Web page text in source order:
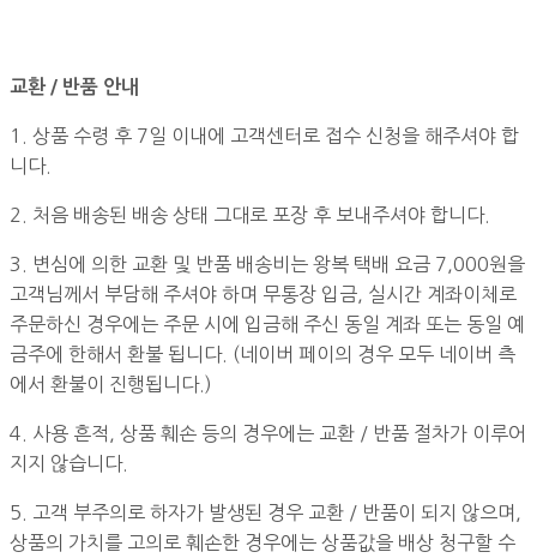
교환 / 반품 안내
1. 상품 수령 후 7일 이내에 고객센터로 접수 신청을 해주셔야 합
니다.
2. 처음 배송된 배송 상태 그대로 포장 후 보내주셔야 합니다.
3. 변심에 의한 교환 및 반품 배송비는 왕복 택배 요금 7,000원을
고객님께서 부담해 주셔야 하며 무통장 입금, 실시간 계좌이체로
주문하신 경우에는 주문 시에 입금해 주신 동일 계좌 또는 동일 예
금주에 한해서 환불 됩니다. (네이버 페이의 경우 모두 네이버 측
에서 환불이 진행됩니다.)
4. 사용 흔적, 상품 훼손 등의 경우에는 교환 / 반품 절차가 이루어
지지 않습니다.
5. 고객 부주의로 하자가 발생된 경우 교환 / 반품이 되지 않으며,
상품의 가치를 고의로 훼손한 경우에는 상품값을 배상 청구할 수